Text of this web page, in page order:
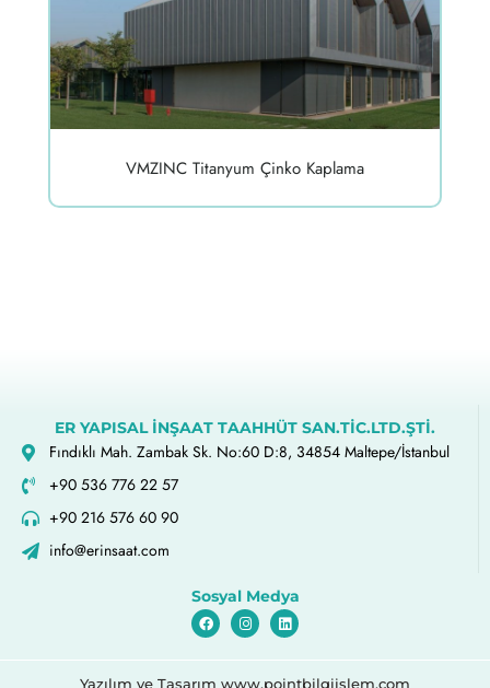
VMZINC Titanyum Çinko Kaplama
ER YAPISAL İNŞAAT TAAHHÜT SAN.TİC.LTD.ŞTİ.
Fındıklı Mah. Zambak Sk. No:60 D:8, 34854 Maltepe/İstanbul
+90 536 776 22 57
+90 216 576 60 90
info@erinsaat.com
Sosyal Medya
Yazılım ve Tasarım www.pointbilgiislem.com